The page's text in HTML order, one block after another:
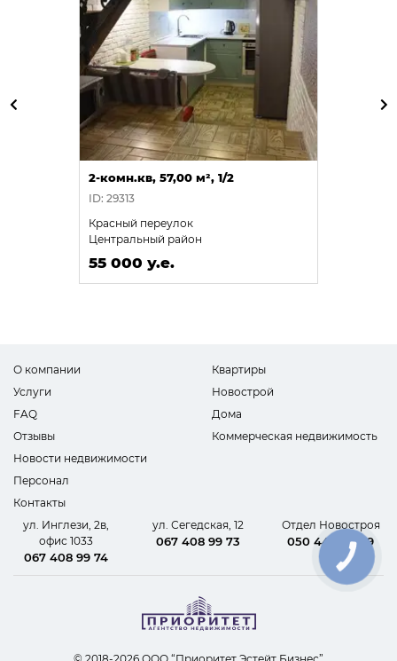
2-комн.кв, 57,00 м², 1/2
ID: 29313
Красный переулок
Центральный район
55 000 у.е.
О компании
Услуги
FAQ
Отзывы
Новости недвижимости
Персонал
Контакты
Квартиры
Новострой
Дома
Коммерческая недвижимость
ул. Инглези, 2в,
офис 1033
067 408 99 74
ул. Сегедская, 12
067 408 99 73
Отдел Новостроя
050 440 62 09
КНОПКА
СВЯЗИ